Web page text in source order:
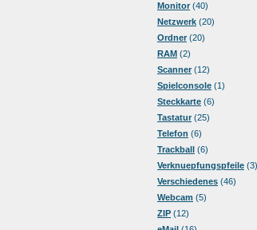
Monitor(40)
Netzwerk (20)
Ordner(20)
RAM (2)
Scanner(12)
Spielconsole (1)
Steckkarte (6)
Tastatur(25)
Telefon (6)
Trackball (6)
Verknuepfungspfeile (3)
Verschiedenes (46)
Webcam (5)
ZIP (12)